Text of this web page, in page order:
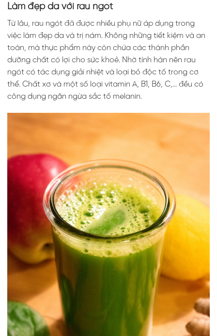
Làm đẹp da với rau ngót
Từ lâu, rau ngót đã được nhiều phụ nữ áp dụng trong
việc làm đẹp da và trị nám. Không những tiết kiệm và an
toàn, mà thực phẩm này còn chứa các thành phần
dưỡng chất có lợi cho sức khoẻ. Nhờ tính hàn nên rau
ngót có tác dụng giải nhiệt và loại bỏ độc tố trong cơ
thể. Chất xơ và một số loại vitamin A, B1, B6, C,… đều có
công dụng ngăn ngừa sắc tố melanin.